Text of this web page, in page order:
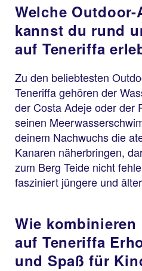
Welche
kannst du rund
auf Teneriffa
Zu den beliebtesten
Teneriffa gehören der
der Costa Adeje oder der
seinen
deinem Nachwuchs die
Kanaren näherbringen,
zum Berg Teide nicht
fasziniert jüngere und
Wie
auf Teneriffa
und Spaß für